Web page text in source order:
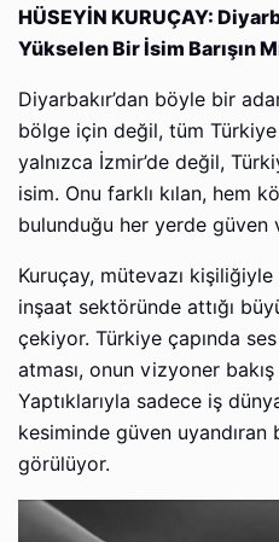
HÜSEYİN KURUÇAY:
Yükselen Bir İsim Barışın
Diyarbakır’dan böyle bir
bölge için değil, tüm
yalnızca İzmir’de değil,
isim. Onu farklı kılan, hem
bulunduğu her yerde güven
Kuruçay, mütevazı kişiliğiyle
inşaat sektöründe attığı
çekiyor. Türkiye çapında
atması, onun vizyoner bakış
Yaptıklarıyla sadece iş
kesiminde güven
görülüyor.